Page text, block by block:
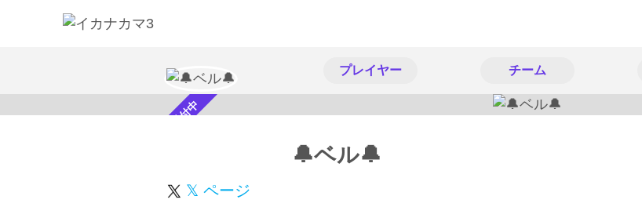
プレイヤー チーム
スカウト受付中 🔔ベル🔔
𝕏 ページ